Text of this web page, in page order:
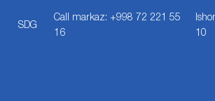
SDG
Call markaz: +998 72 221 55
16
10